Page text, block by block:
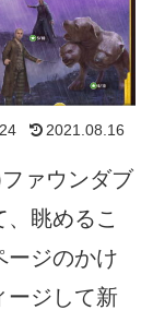
2021.08.16
ァウンダブ
眺めるこ
ージのかけ
ージして新